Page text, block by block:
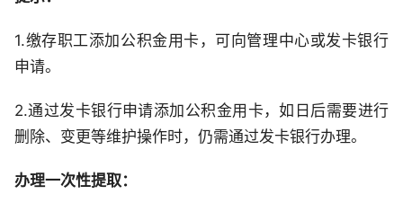
1.缴存职工添加公积金用卡，可向管理中心或发卡银行
申请。
2.通过发卡银行申请添加公积金用卡，如日后需要进行
删除、变更等维护操作时，仍需通过发卡银行办理。
办理一次性提取：